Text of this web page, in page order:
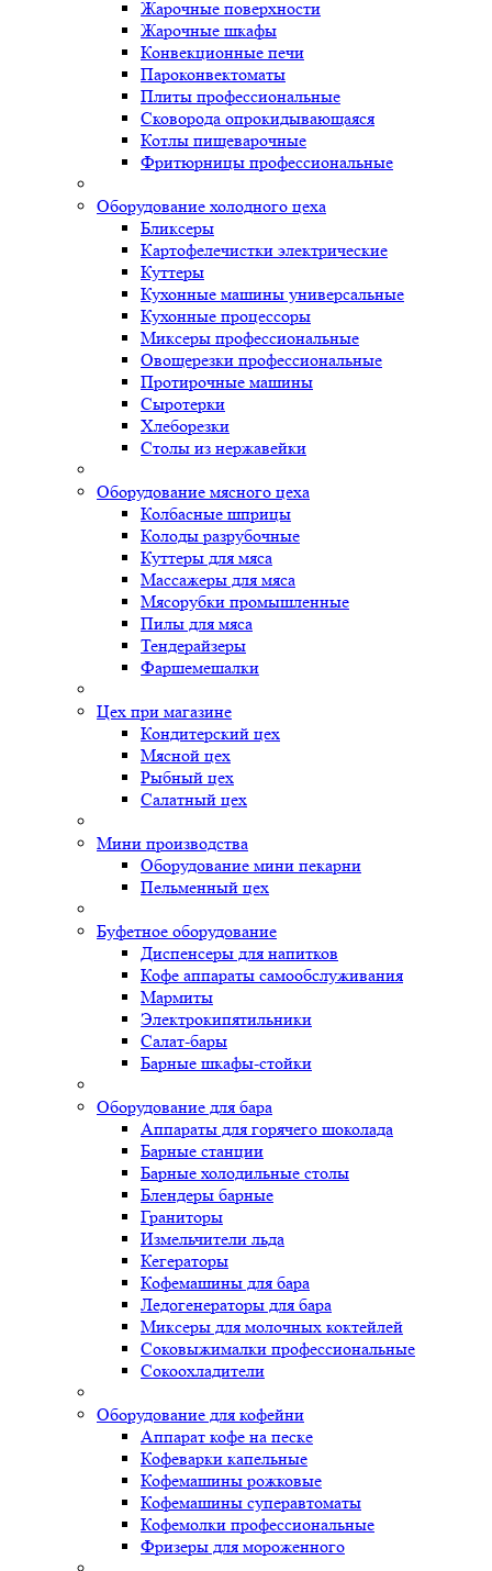
Жарочные поверхности
Жарочные шкафы
Конвекционные печи
Пароконвектоматы
Плиты профессиональные
Сковорода опрокидывающаяся
Котлы пищеварочные
Фритюрницы профессиональные
Оборудование холодного цеха
Бликсеры
Картофелечистки электрические
Куттеры
Кухонные машины универсальные
Кухонные процессоры
Миксеры профессиональные
Овощерезки профессиональные
Протирочные машины
Сыротерки
Хлеборезки
Столы из нержавейки
Оборудование мясного цеха
Колбасные шприцы
Колоды разрубочные
Куттеры для мяса
Массажеры для мяса
Мясорубки промышленные
Пилы для мяса
Тендерайзеры
Фаршемешалки
Цех при магазине
Кондитерский цех
Мясной цех
Рыбный цех
Салатный цех
Мини производства
Оборудование мини пекарни
Пельменный цех
Буфетное оборудование
Диспенсеры для напитков
Кофе аппараты самообслуживания
Мармиты
Электрокипятильники
Cалат-бары
Барные шкафы-стойки
Оборудование для бара
Аппараты для горячего шоколада
Барные станции
Барные холодильные столы
Блендеры барные
Граниторы
Измельчители льда
Кегераторы
Кофемашины для бара
Ледогенераторы для бара
Миксеры для молочных коктейлей
Соковыжималки профессиональные
Сокоохладители
Оборудование для кофейни
Аппарат кофе на песке
Кофеварки капельные
Кофемашины рожковые
Кофемашины суперавтоматы
Кофемолки профессиональные
Фризеры для мороженного